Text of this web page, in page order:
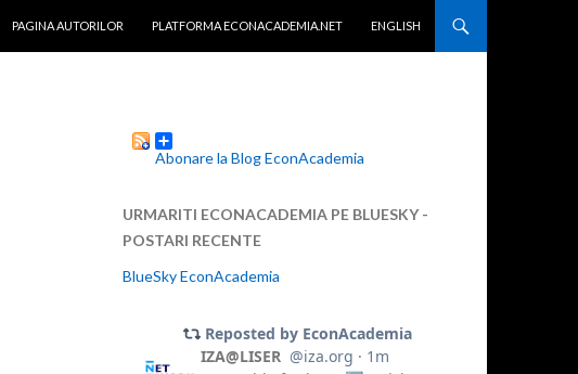
PAGINA AUTORILOR
PLATFORMA ECONACADEMIA.NET ENGLISH
Abonare la Blog EconAcademia
URMARITI ECONACADEMIA PE BLUESKY -
POSTARI RECENTE
BlueSky EconAcademia